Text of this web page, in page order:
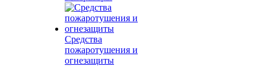
Средства
пожаротушения и
огнезащиты